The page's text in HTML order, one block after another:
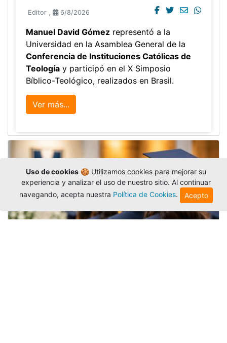
Editor , 6/8/2026
Manuel David Gómez representó a la
Universidad en la Asamblea General de la
Conferencia de Instituciones Católicas de
Teología y participó en el X Simposio
Bíblico-Teológico, realizados en Brasil.
Ver más...
Uso de cookies🍪 Utilizamos cookies para mejorar su
experiencia y analizar el uso de nuestro sitio. Al continuar
navegando, acepta nuestra Política de Cookies. Acepto